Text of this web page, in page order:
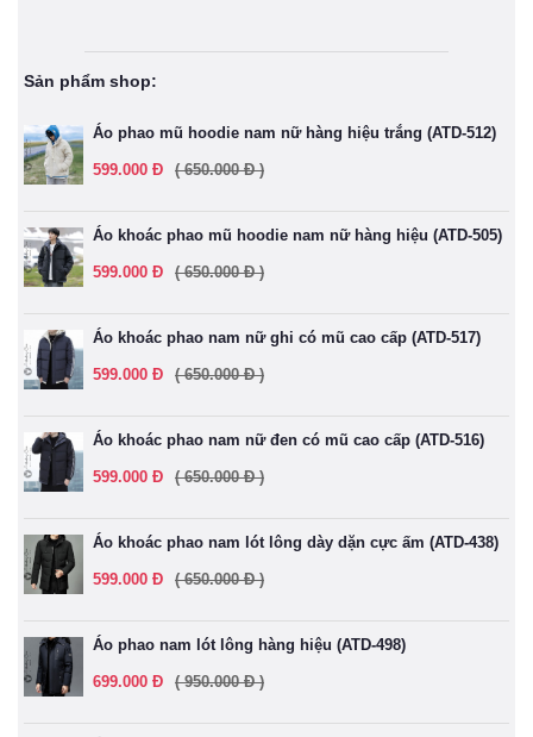
Sản phẩm shop:
Áo phao mũ hoodie nam nữ hàng hiệu trắng (ATD-512)
599.000 Đ ( 650.000 Đ )
Áo khoác phao mũ hoodie nam nữ hàng hiệu (ATD-505)
599.000 Đ ( 650.000 Đ )
Áo khoác phao nam nữ ghi có mũ cao cấp (ATD-517)
599.000 Đ ( 650.000 Đ )
Áo khoác phao nam nữ đen có mũ cao cấp (ATD-516)
599.000 Đ ( 650.000 Đ )
Áo khoác phao nam lót lông dày dặn cực ấm (ATD-438)
599.000 Đ ( 650.000 Đ )
Áo phao nam lót lông hàng hiệu (ATD-498)
699.000 Đ ( 950.000 Đ )